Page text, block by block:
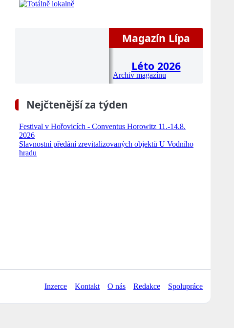
Magazín Lípa
Léto 2026
Archiv magazínu
Nejčtenější za týden
Festival v Hořovicích - Conventus Horowitz 11.-14.8.
2026
Slavnostní předání zrevitalizovaných objektů U Vodního
hradu
Inzerce Kontakt O nás Redakce Spolupráce